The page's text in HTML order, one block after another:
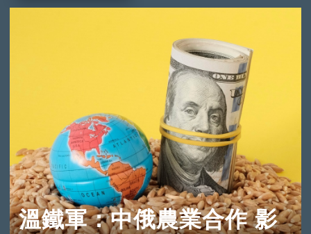
溫鐵軍：中俄農業合作 影